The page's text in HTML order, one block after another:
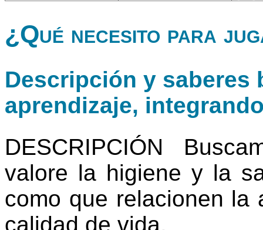
¿Qué necesito para
Descripción y saberes
aprendizaje,
DESCRIPCIÓN
valore la higiene y la
como que relacionen la
calidad de vida.